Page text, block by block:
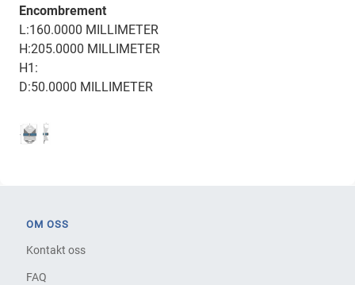
Encombrement
L:160.0000 MILLIMETER
H:205.0000 MILLIMETER
H1:
D:50.0000 MILLIMETER
OM OSS
Kontakt oss
FAQ